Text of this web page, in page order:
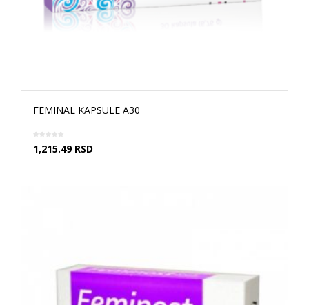
FEMINAL KAPSULE A30
1,215.49 RSD